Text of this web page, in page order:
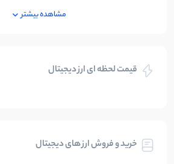
بلاکچین
تحلیل
مشاهده بیشتر
قیمت لحظه ای ارز دیجیتال
خرید و فروش ارز های دیجیتال